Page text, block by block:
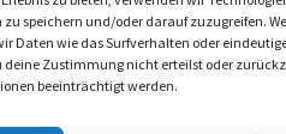
speichern und/oder darauf zuzugreifen.
Daten wie das Surfverhalten oder
deine Zustimmung nicht erteilst oder
beeinträchtigt werden.